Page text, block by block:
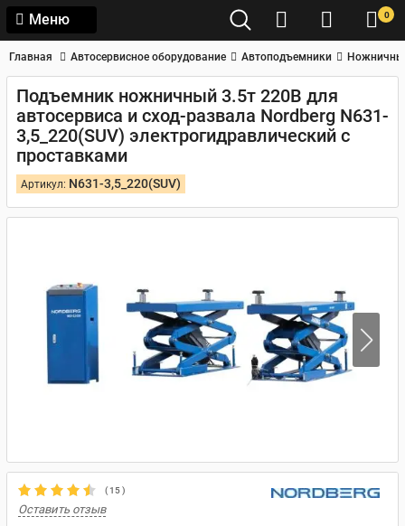
Меню 0
Главная Автосервисное оборудование Автоподъемники
Подъемник ножничный 3.5т 220В для
автосервиса и сход-развала Nordberg N631-
3,5_220(SUV) электрогидравлический с
проставками
Артикул: N631-3,5_220(SUV)
(15)
Оставить отзыв